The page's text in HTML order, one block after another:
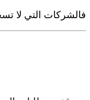
فالشركات التي لا